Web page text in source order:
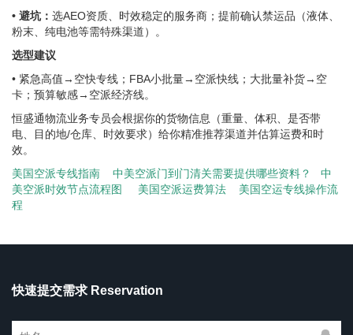
• 避坑： 选AEO资质、时效稳定的服务商；提前确认禁运品（液体、
粉末、纯电池等需特殊渠道）。
选型建议
• 紧急高值→空快专线；FBA小批量→空派快线；大批量补货→空
卡；预算敏感→空派经济线。
恒盛通物流业务专员会根据你的货物信息（重量、体积、是否带
电、目的地/仓库、时效要求）给你精准推荐渠道并估算运费和时
效。
美国空派专线指南
中美空派门到门清关需要提供哪些资料？
中
美空派时效节点流程图
美国空派运费算法
美国空运专线操作流
程
快速提交需求 Reservation